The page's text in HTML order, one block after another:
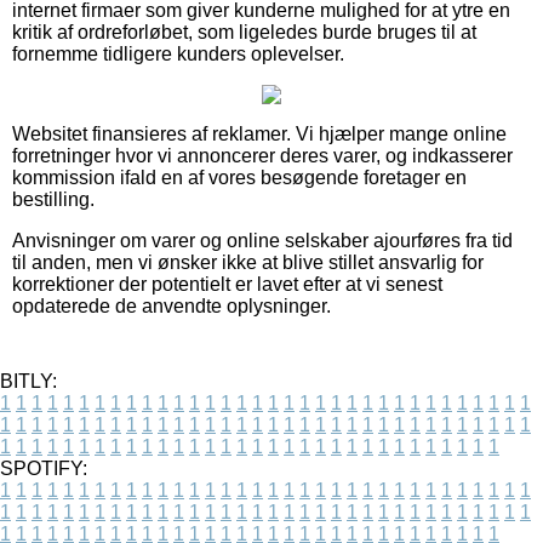
internet firmaer som giver kunderne mulighed for at ytre en
kritik af ordreforløbet, som ligeledes burde bruges til at
fornemme tidligere kunders oplevelser.
Websitet finansieres af reklamer. Vi hjælper mange online
forretninger hvor vi annoncerer deres varer, og indkasserer
kommission ifald en af vores besøgende foretager en
bestilling.
Anvisninger om varer og online selskaber ajourføres fra tid
til anden, men vi ønsker ikke at blive stillet ansvarlig for
korrektioner der potentielt er lavet efter at vi senest
opdaterede de anvendte oplysninger.
BITLY:
1 1 1 1 1 1 1 1 1 1 1 1 1 1 1 1 1 1 1 1 1 1 1 1 1 1 1 1 1 1 1 1 1 1
1 1 1 1 1 1 1 1 1 1 1 1 1 1 1 1 1 1 1 1 1 1 1 1 1 1 1 1 1 1 1 1 1 1
1 1 1 1 1 1 1 1 1 1 1 1 1 1 1 1 1 1 1 1 1 1 1 1 1 1 1 1 1 1 1 1
SPOTIFY:
1 1 1 1 1 1 1 1 1 1 1 1 1 1 1 1 1 1 1 1 1 1 1 1 1 1 1 1 1 1 1 1 1 1
1 1 1 1 1 1 1 1 1 1 1 1 1 1 1 1 1 1 1 1 1 1 1 1 1 1 1 1 1 1 1 1 1 1
1 1 1 1 1 1 1 1 1 1 1 1 1 1 1 1 1 1 1 1 1 1 1 1 1 1 1 1 1 1 1 1